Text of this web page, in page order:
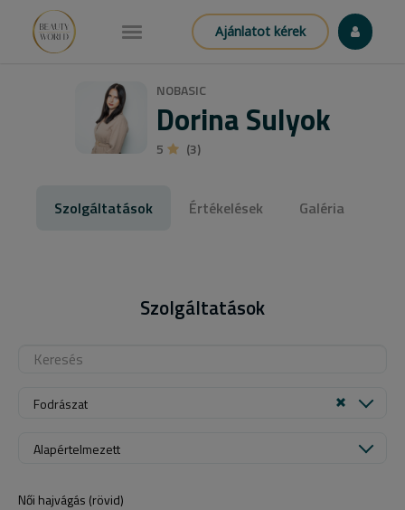
Ajánlatot kérek
NOBASIC
Dorina Sulyok
5 (3)
Szolgáltatások Értékelések Galéria
Szolgáltatások
Fodrászat
Alapértelmezett
Női hajvágás (rövid)